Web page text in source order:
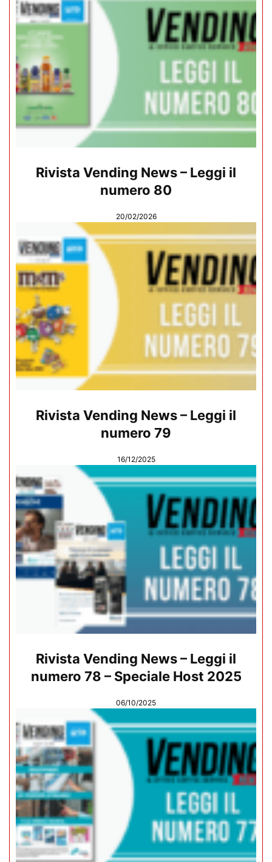
Rivista Vending News – Leggi il
numero 80
20/02/2026
Rivista Vending News – Leggi il
numero 79
16/12/2025
Rivista Vending News – Leggi il
numero 78 – Speciale Host 2025
06/10/2025